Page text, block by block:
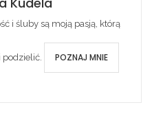
i śluby są moją pasją, którą
podzielić. POZNAJ MNIE